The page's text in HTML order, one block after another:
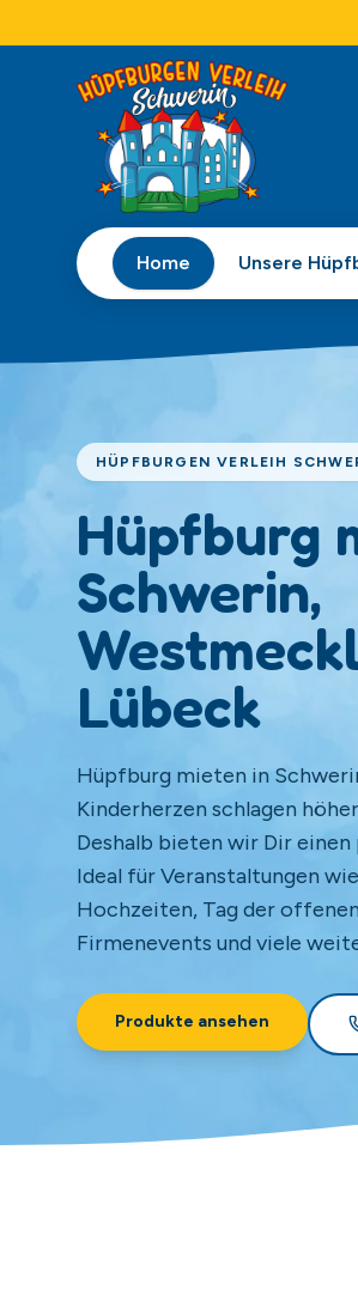
Home Unsere
HÜPFBURGEN VERLEIH
Hüpfburg
Schwerin,
Lübeck
Hüpfburg mieten in
Kinderherzen schlagen
Deshalb bieten wir Dir
Ideal für Veranstaltungen
Hochzeiten, Tag der
Firmenevents und viele
Produkte ansehen